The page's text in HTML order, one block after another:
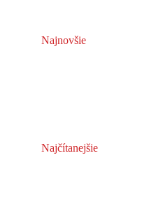
Najnovšie
Najčítanejšie